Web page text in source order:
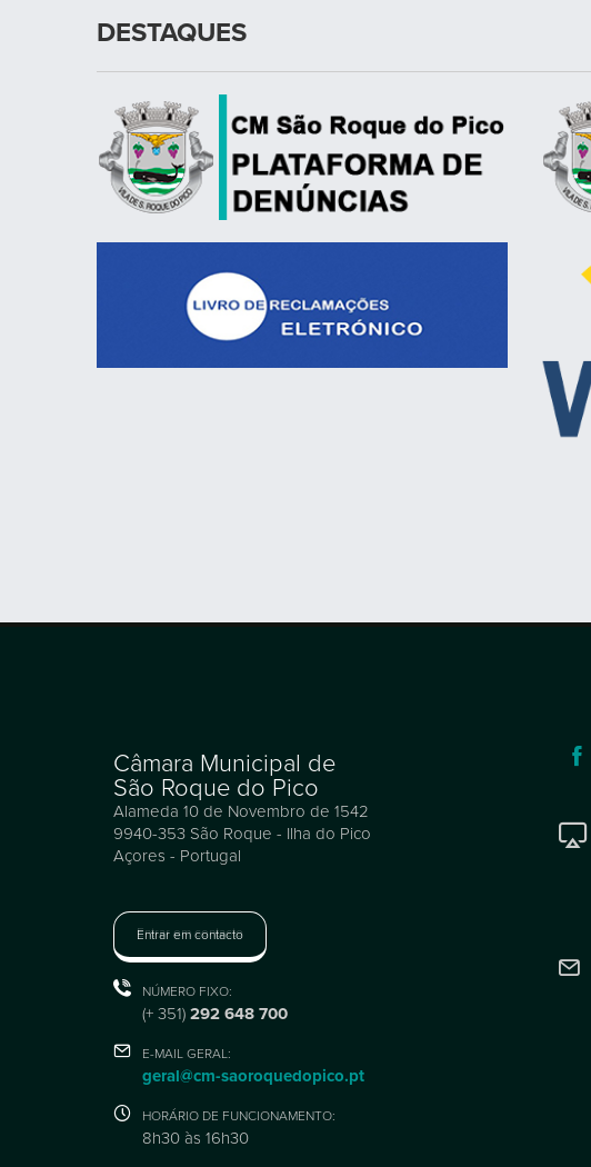
DESTAQUES
Câmara Municipal de
São Roque do Pico
Alameda 10 de Novembro de 1542
9940-353 São Roque - Ilha do Pico
Açores - Portugal
Entrar em contacto
NÚMERO FIXO:
(+ 351) 292 648 700
E-MAIL GERAL:
geral@cm-saoroquedopico.pt
HORÁRIO DE FUNCIONAMENTO:
8h30 às 16h30